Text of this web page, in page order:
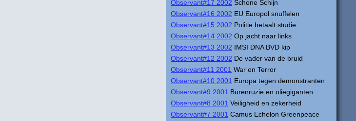
Observant#17 2002 Schone Schijn
Observant#16 2002 EU Europol snuffelen
Observant#15 2002 Politie betaalt studie
Observant#14 2002 Op jacht naar links
Observant#13 2002 IMSI DNA BVD kip
Observant#12 2002 De vader van de bruid
Observant#11 2001 War on Terror
Observant#10 2001 Europa tegen demonstranten
Observant#9 2001 Burenruzie en oliegiganten
Observant#8 2001 Veiligheid en zekerheid
Observant#7 2001 Camus Echelon Greenpeace